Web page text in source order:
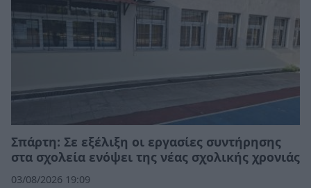
Σπάρτη: Σε εξέλιξη οι εργασίες συντήρησης
στα σχολεία ενόψει της νέας σχολικής χρονιάς
03/08/2026 19:09